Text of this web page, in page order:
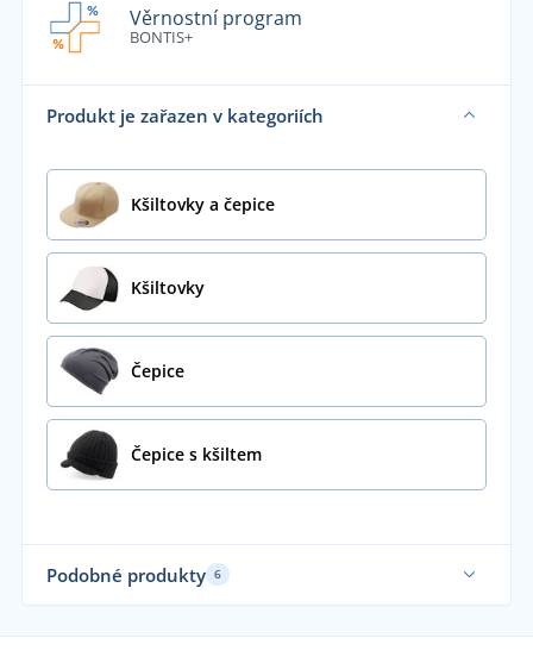
Věrnostní program
BONTIS+
Produkt je zařazen v kategoriích
Kšiltovky a čepice
Kšiltovky
Čepice
Čepice s kšiltem
Podobné produkty 6